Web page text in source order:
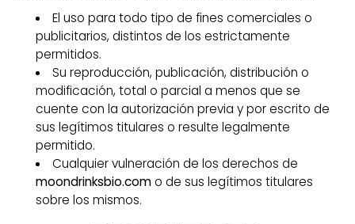
El uso para todo tipo de fines comerciales o
publicitarios, distintos de los estrictamente
permitidos.
Su reproducción, publicación, distribución o
modificación, total o parcial a menos que se
cuente con la autorización previa y por escrito de
sus legítimos titulares o resulte legalmente
permitido.
Cualquier vulneración de los derechos de
moondrinksbio.como de sus legítimos titulares
sobre los mismos.